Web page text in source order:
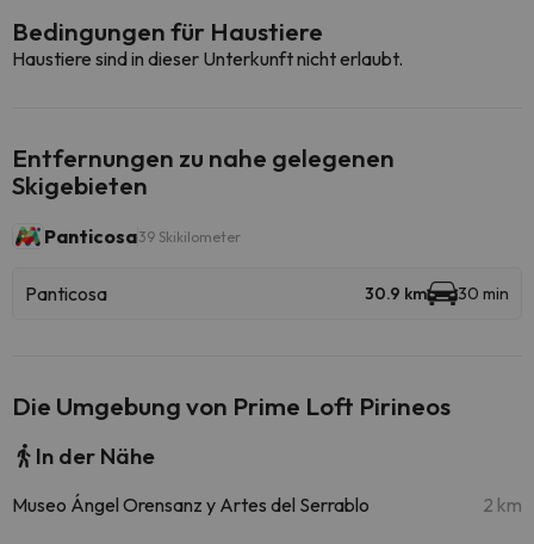
Bedingungen für Haustiere
Haustiere sind in dieser Unterkunft nicht erlaubt.
Entfernungen zu nahe gelegenen
Skigebieten
Panticosa39 Skikilometer
Panticosa 30.9 km 30 min
Die Umgebung von Prime Loft Pirineos
In der Nähe
Museo Ángel Orensanz y Artes del Serrablo 2 km